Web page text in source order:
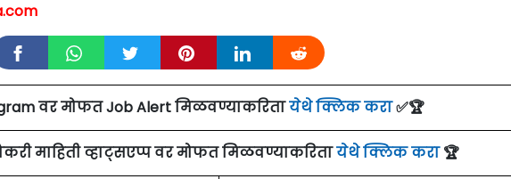
वर मोफत Job Alert मिळवण्याकरितायेथे क्लिक करा✅🏆
माहिती व्हाट्सएप्प वर मोफत मिळवण्याकरितायेथे क्लिक करा🏆